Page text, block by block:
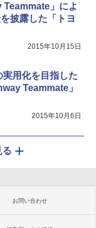
」によ
披露した「トヨ
2015年10月15日
実用化を目指した
Teammate」
2015年10月6日
る
お問い合わせ